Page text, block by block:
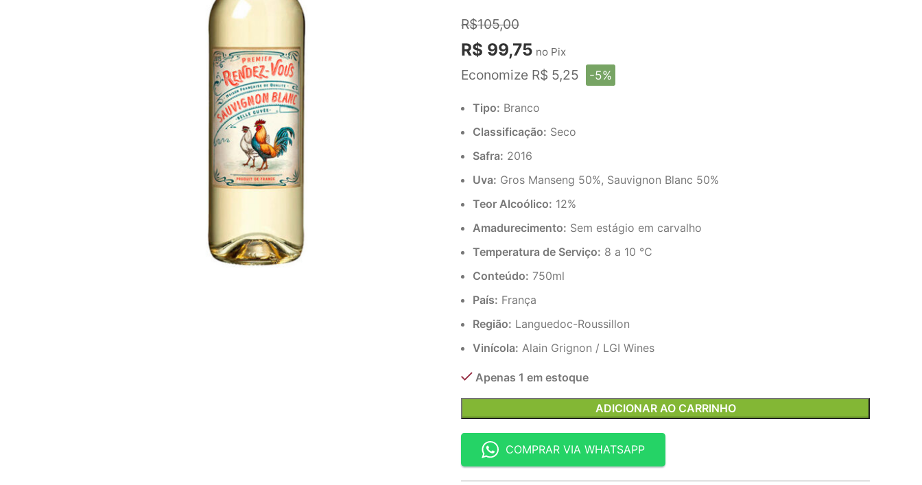
R$105,00
R$ 99,75 no Pix
Economize R$ 5,25 -5%
Tipo: Branco
Classificação: Seco
Safra: 2016
Uva: Gros Manseng 50%, Sauvignon Blanc 50%
Teor Alcoólico: 12%
Amadurecimento: Sem estágio em carvalho
Temperatura de Serviço: 8 a 10 °C
Conteúdo: 750ml
País: França
Região: Languedoc-Roussillon
Vinícola: Alain Grignon / LGI Wines
Apenas 1 em estoque
ADICIONAR AO CARRINHO
COMPRAR VIA WHATSAPP